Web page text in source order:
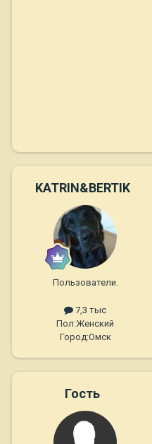
KATRIN&BERTIK
Пользователи.
7,3 тыс
Пол:Женский
Город:Омск
Гость